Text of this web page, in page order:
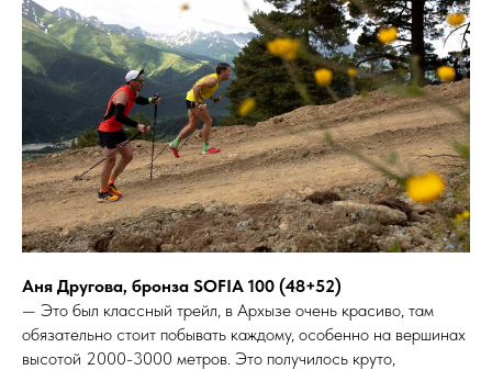
Аня Другова, бронза SOFIA 100 (48+52)
— Это был классный трейл, в Архызе очень красиво, там
обязательно стоит побывать каждому, особенно на вершинах
высотой 2000-3000 метров. Это получилось круто,